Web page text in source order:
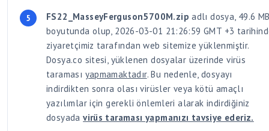
FS22_MasseyFerguson5700M.zip adlı dosya, 49.6
boyutunda olup, 2026-03-01 21:26:59 GMT +3
ziyaretçimiz tarafından web sitemize yüklenmiştir.
Dosya.co sitesi, yüklenen dosyalar üzerinde virüs
taraması yapmamaktadır. Bu nedenle, dosyayı
indirdikten sonra olası virüsler veya kötü amaçlı
yazılımlar için gerekli önlemleri alarak indirdiğiniz
dosyadavirüs taraması yapmanızı tavsiye ederiz.